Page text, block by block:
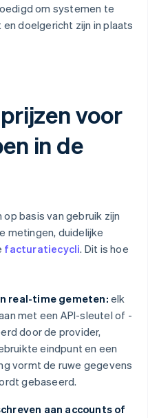
om systemen te
doelgericht zijn in plaats
voor
in de
basis van gebruik zijn
metingen, duidelijke
facturatiecycli. Dit is hoe
real-time gemeten: elk
met een API-sleutel of -
door de provider,
eindpunt en een
vormt de ruwe gegevens
gebaseerd.
aan accounts of